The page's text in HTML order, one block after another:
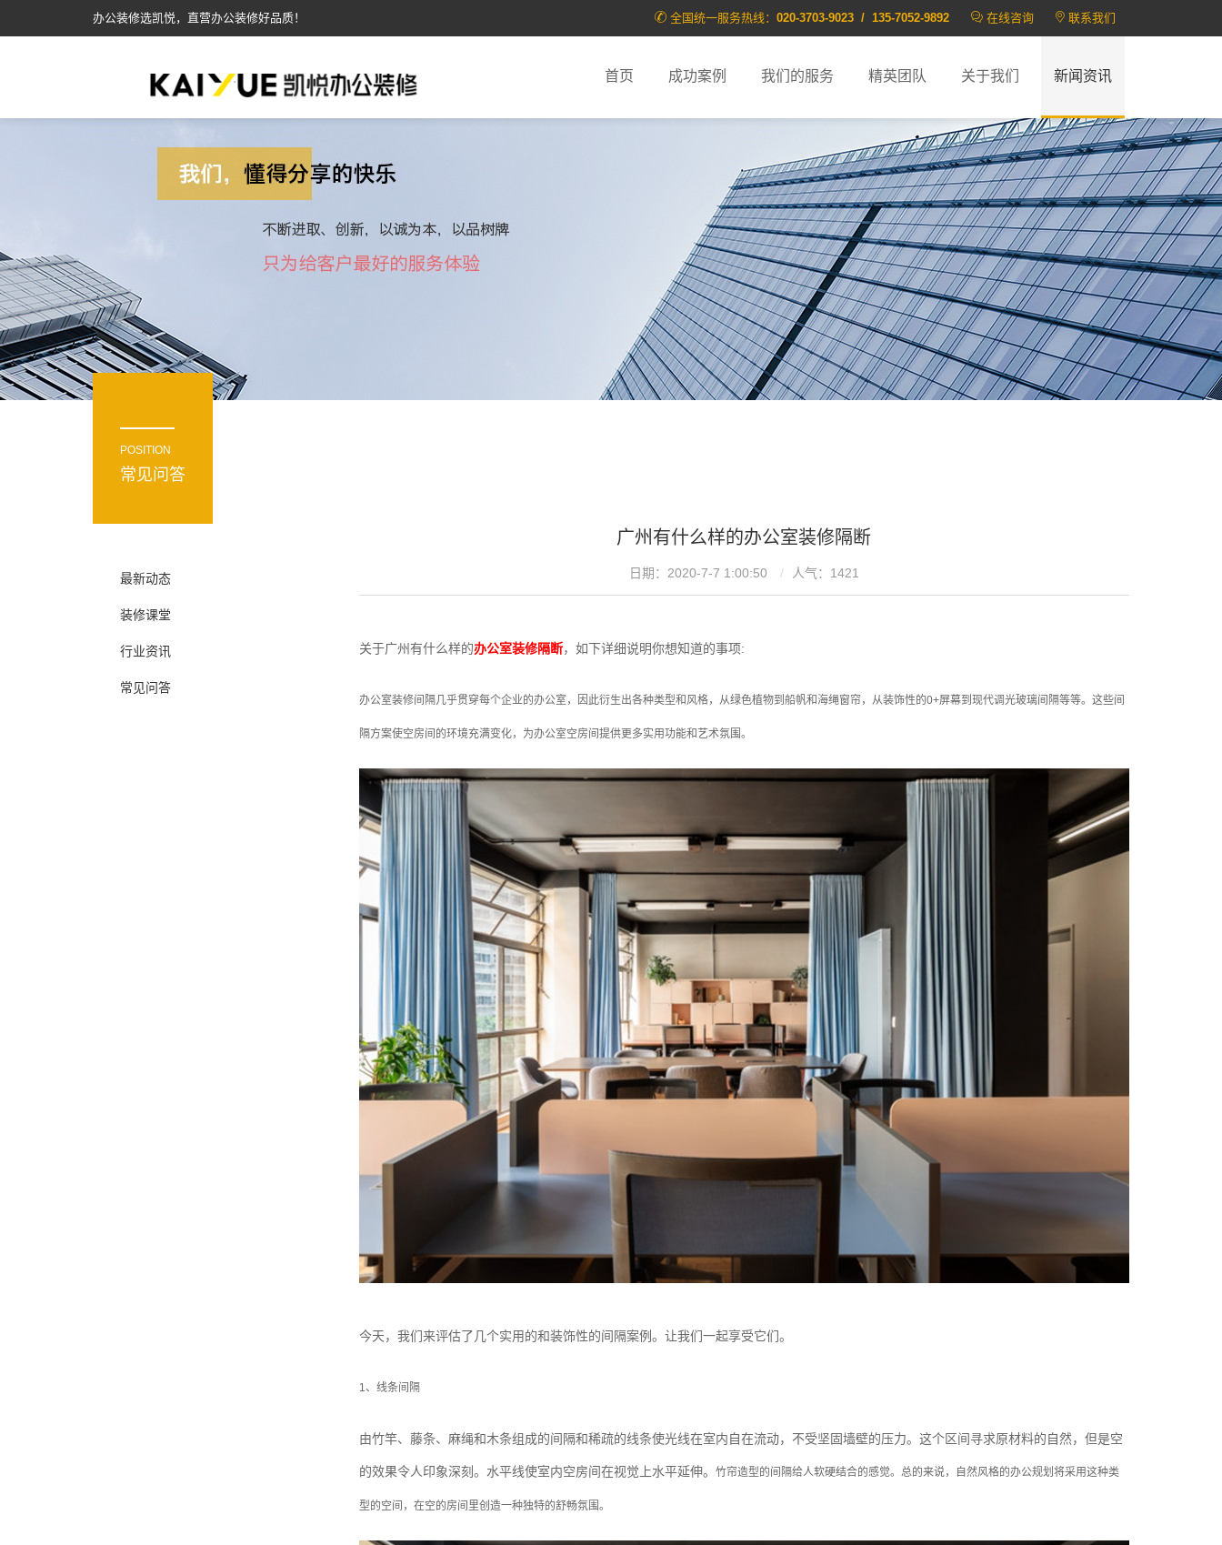
办公装修选凯悦，直营办公装修好品质！ 全国统一服务热线： 020-3703-9023 / 135-7052-9892 在线咨询 联系我们
首页 成功案例 我们的服务 精英团队 关于我们 新闻资讯
POSITION
常见问答
最新动态
装修课堂
行业资讯
常见问答
广州有什么样的办公室装修隔断
日期：2020-7-7 1:00:50 人气： 1421
关于广州有什么样的办公室装修隔断，如下详细说明你想知道的事项:
办公室装修间隔几乎贯穿每个企业的办公室，因此衍生出各种类型和风格，从绿色植物到船帆和海绳窗帘，从装饰性的0+屏幕到现代调光玻璃间隔等等。这些间
隔方案使空房间的环境充满变化，为办公室空房间提供更多实用功能和艺术氛围。
今天，我们来评估了几个实用的和装饰性的间隔案例。让我们一起享受它们。
1、线条间隔
由竹竿、藤条、麻绳和木条组成的间隔和稀疏的线条使光线在室内自在流动，不受坚固墙壁的压力。这个区间寻求原材料的自然，但是空
的效果令人印象深刻。水平线使室内空房间在视觉上水平延伸。 竹帘造型的间隔给人软硬结合的感觉。总的来说，自然风格的办公规划将采用这种类
型的空间，在空的房间里创造一种独特的舒畅氛围。